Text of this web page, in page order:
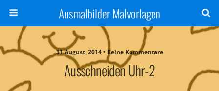
Ausmalbilder Malvorlagen
31 August, 2014 • Keine Kommentare
Ausschneiden Uhr-2